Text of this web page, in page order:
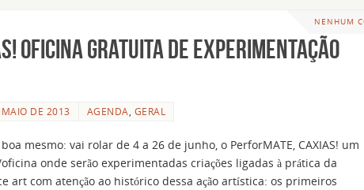
NENHUM
Oficina gratuita de experimentação
DE 2013 AGENDA GERAL
boa mesmo: vai rolar de 4 a 26 de junho, o PerforMATE, CAXIAS! um
onde serão experimentadas criações ligadas à prática da
art com atenção ao histórico dessa ação artística: os primeiros